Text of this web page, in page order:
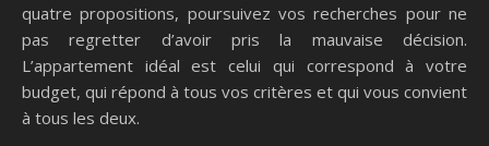
quatre propositions, poursuivez vos recherches pour ne
pas regretter d’avoir pris la mauvaise décision.
L’appartement idéal est celui qui correspond à votre
budget, qui répond à tous vos critères et qui vous convient
à tous les deux.